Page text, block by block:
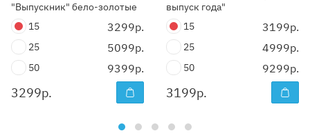
"Выпускник" бело-золотые
15
3299р.
25 5099р.
50 9399р.
3299р.
выпуск года"
15
3199р.
25 4999р.
50 9299р.
3199р.